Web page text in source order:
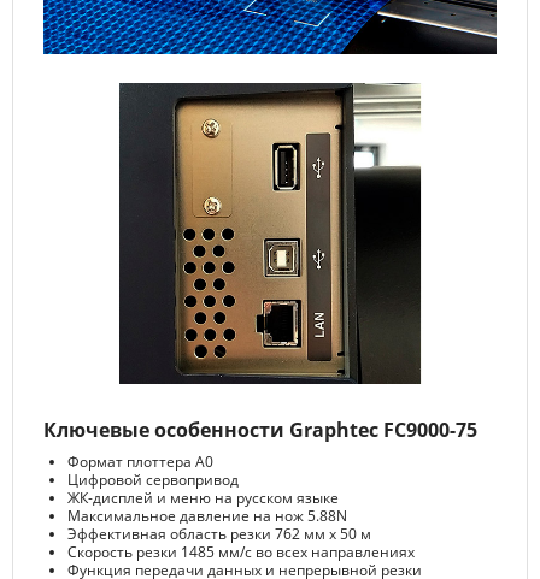
Ключевые особенности Graphtec FC9000-75
Формат плоттера A0
Цифровой сервопривод
ЖК-дисплей и меню на русском языке
Максимальное давление на нож 5.88N
Эффективная область резки 762 мм x 50 м
Скорость резки 1485 мм/с во всех направлениях
Функция передачи данных и непрерывной резки